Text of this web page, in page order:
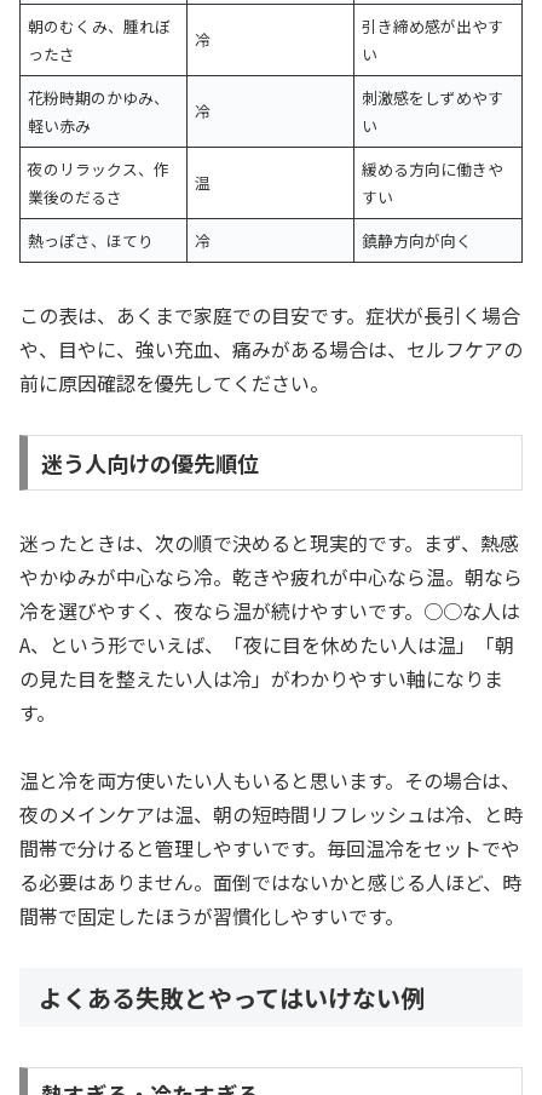
朝のむくみ、腫れぼ
ったさ
冷
引き締め感が出やす
い
花粉時期のかゆみ、
軽い赤み
冷
刺激感をしずめやす
い
夜のリラックス、作
業後のだるさ
温
緩める方向に働きや
すい
熱っぽさ、ほてり
冷 鎮静方向が向く
この表は、あくまで家庭での目安です。症状が長引く場合
や、目やに、強い充血、痛みがある場合は、セルフケアの
前に原因確認を優先してください。
迷う人向けの優先順位
迷ったときは、次の順で決めると現実的です。まず、熱感
やかゆみが中心なら冷。乾きや疲れが中心なら温。朝なら
冷を選びやすく、夜なら温が続けやすいです。○○な人は
A、という形でいえば、「夜に目を休めたい人は温」「朝
の見た目を整えたい人は冷」がわかりやすい軸になりま
す。
温と冷を両方使いたい人もいると思います。その場合は、
夜のメインケアは温、朝の短時間リフレッシュは冷、と時
間帯で分けると管理しやすいです。毎回温冷をセットでや
る必要はありません。面倒ではないかと感じる人ほど、時
間帯で固定したほうが習慣化しやすいです。
よくある失敗とやってはいけない例